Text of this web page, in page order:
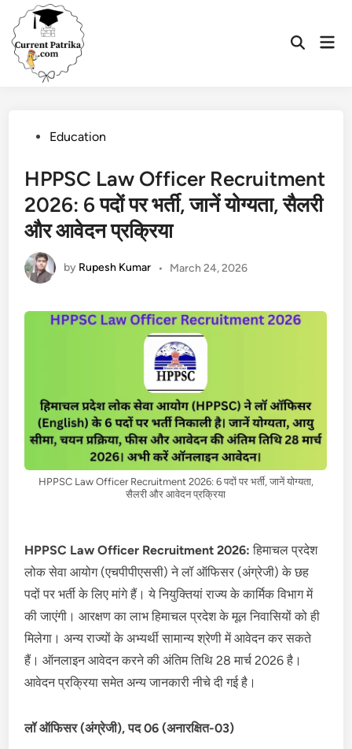
content
Open
PostedEducation
HPPSC Law Officer Recruitment
2026: 6 पदों पर भर्ती, जानें योग्यता, सैलरी
और आवेदन प्रक्रिया
by Rupesh Kumar • March 24, 2026
HPPSC Law Officer Recruitment 2026: 6 पदों पर भर्ती, जानें योग्यता,
सैलरी और आवेदन प्रक्रिया
HPPSC Law Officer Recruitment 2026:हिमाचल प्रदेश
लोक सेवा आयोग (एचपीपीएससी) ने लॉ ऑफिसर (अंग्रेजी) के छह
पदों पर भर्ती के लिए मांगे हैं। ये नियुक्तियां राज्य के कार्मिक विभाग में
की जाएंगी। आरक्षण का लाभ हिमाचल प्रदेश के मूल निवासियों को ही
मिलेगा। अन्य राज्यों के अभ्यर्थी सामान्य श्रेणी में आवेदन कर सकते
हैं। ऑनलाइन आवेदन करने की अंतिम तिथि 28 मार्च 2026 है।
आवेदन प्रक्रिया समेत अन्य जानकारी नीचे दी गई है।
लॉ ऑफिसर (अंग्रेजी), पद 06 (अनारक्षित-03)